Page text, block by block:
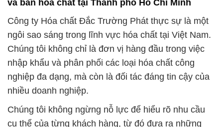
và bán hóa chất tại Thành phố Hồ Chí Minh
Công ty Hóa chất Đắc Trường Phát thực sự là một
ngôi sao sáng trong lĩnh vực hóa chất tại Việt Nam.
Chúng tôi không chỉ là đơn vị hàng đầu trong việc
nhập khẩu và phân phối các loại hóa chất công
nghiệp đa dạng, mà còn là đối tác đáng tin cậy của
nhiều doanh nghiệp.
Chúng tôi không ngừng nỗ lực để hiểu rõ nhu cầu
cụ thể của từng khách hàng, từ đó đưa ra những